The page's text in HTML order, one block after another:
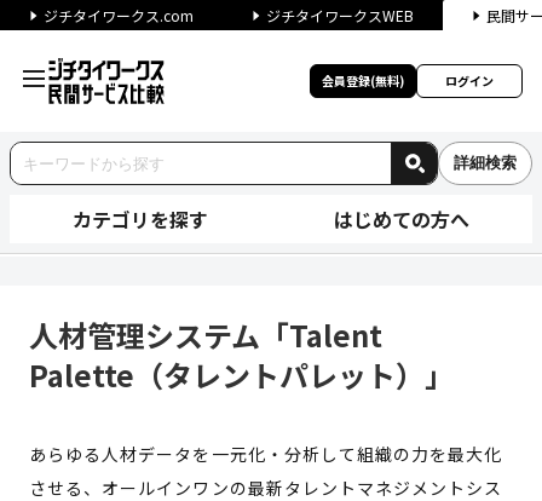
ジチタイワークス.com ジチタイワークスWEB 民間サ
会員登録(無料) ログイン
詳細検索
カテゴリを探す はじめての方へ
人材管理システム「Talent
Palette（タレントパレット）」
あらゆる人材データを一元化・分析して組織の力を最大化
させる、オールインワンの最新タレントマネジメントシス